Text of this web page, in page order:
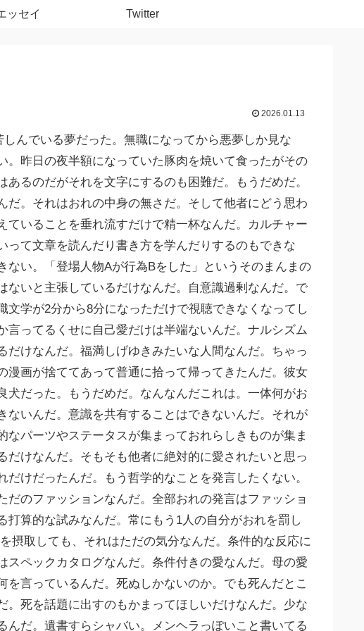
ッセイ Twitter
2026.01.13
んでいる夢だった。無職になってから悪夢しか見な
昨日の夜半額になっていた豚肉を焼いて食ったがその
るのだがそれを文字にするのも困難だ。もうだめだ。
。それはおれの中身の無さだ。そして他者にどう思わ
いることを垂れ流すだけで精一杯なんだ。カルチャー
て文章を読んだり書き方を学んだりするのもできな
い。「登場人物Aが行為Bをした」というそのまんまの
いと主張しているだけなんだ。自意識過剰なんだ。で
学が2分から8分になっただけで視聴できなくなってし
ってるくせに自己愛だけは半端ないんだ。ナルシズム
けなんだ。福満しげゆきみたいな人間なんだ。ちゃっ
画が捨ててあって普通に拾って帰ってきたんだ。彼女
だった。もうだめだ。なんなんだこれは。一体何がお
いんだ。意識を共有することはできないんだ。それが
パーツやステータスが集まっておれらしきものが集ま
けなんだ。そもそも他者に絶対的に愛されたいと思っ
けだったんだ。もう哲学的なことを発言したくない。
のファッションなんだ。全部おれの発言はファッショ
算的な試みなんだ。常にもう1人の自分がおれを罰し
摂取しても、それはただの気分なんだ。条件的な反応に
ペックカタログなんだ。条件付きの愛なんだ。母の愛
言っているんだ。死ぬしかないのか。でも死んだとこ
死を話題に出すのもかまってほしいだけなんだ。少な
だ。遺書すらシャバい。メンヘラっぽいこと書いてる